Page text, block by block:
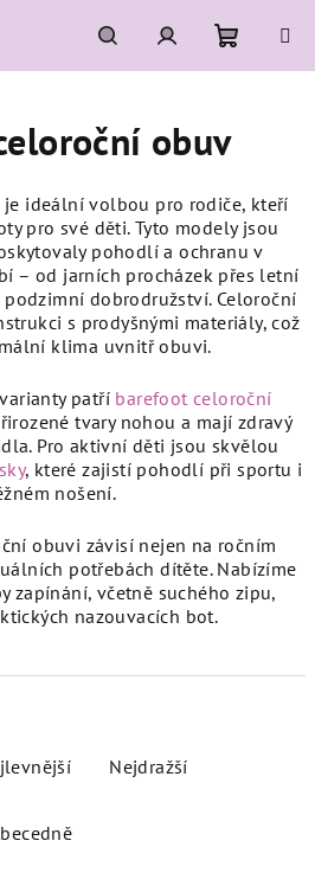
HledatPřihlášeníNákupní
košík
obuv
je ideální volbou pro rodiče, kteří
pro své děti. Tyto modely jsou
pohodlí a ochranu v
– od jarních procházek přes letní
dobrodružství. Celoroční
s prodyšnými materiály, což
klima uvnitř obuvi.
patří barefoot celoroční
tvary nohou a mají zdravý
Pro aktivní děti jsou skvělou
, které zajistí pohodlí při sportu i
nošení.
obuvi závisí nejen na ročním
potřebách dítěte. Nabízíme
zapínání, včetně suchého zipu,
nazouvacích bot.
Nejdražší